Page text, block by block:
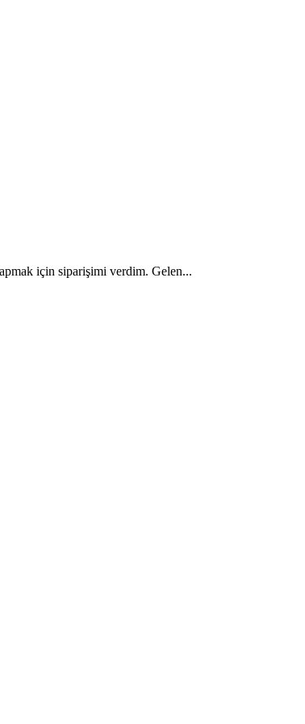
için siparişimi verdim. Gelen...